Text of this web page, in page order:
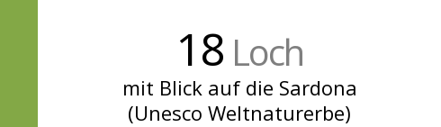
18 Loch
mit Blick auf die Sardona
(Unesco Weltnaturerbe)